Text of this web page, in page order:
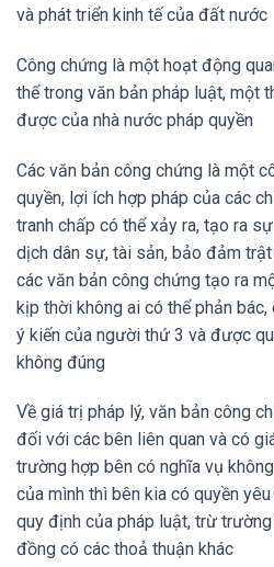
và phát triển kinh tế của đất nước
Công chứng là một hoạt động
thể trong văn bản pháp luật, một
được của nhà nước pháp quyền
Các văn bản công chứng là một
quyền, lợi ích hợp pháp của các
tranh chấp có thể xảy ra, tạo ra
dịch dân sự, tài sản, bảo đảm
các văn bản công chứng tạo ra
kịp thời không ai có thể phản
ý kiến của người thứ 3 và được
không đúng
Về giá trị pháp lý, văn bản công
đối với các bên liên quan và có
trường hợp bên có nghĩa vụ
của mình thì bên kia có quyền
quy định của pháp luật, trừ
đồng có các thoả thuận khác